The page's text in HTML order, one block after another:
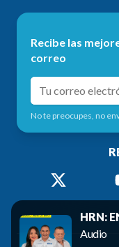
Recibe las
correo
No te preocupes, no
HRN:
Audio